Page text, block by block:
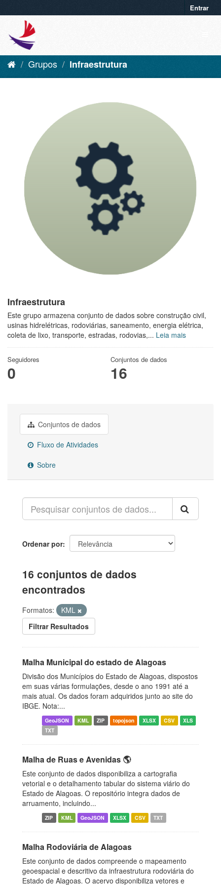
Entrar
Grupos Infraestrutura
Infraestrutura
Este grupo armazena conjunto de dados sobre construção civil,
usinas hidrelétricas, rodoviárias, saneamento, energia elétrica,
coleta de lixo, transporte, estradas, rodovias,... Leia mais
Seguidores
0
Conjuntos de dados
16
Conjuntos de dados
Fluxo de Atividades
Sobre
Ordenar por
16 conjuntos de dados
encontrados
Formatos:
KML
Filtrar Resultados
Malha Municipal do estado de Alagoas
Divisão dos Municípios do Estado de Alagoas, dispostos
em suas várias formulações, desde o ano 1991 até a
mais atual. Os dados foram adquiridos junto ao site do
IBGE. Nota:...
GeoJSON KML ZIP topojson XLSX CSV
XLS
TXT
Malha de Ruas e Avenidas 🌎
Este conjunto de dados disponibiliza a cartografia
vetorial e o detalhamento tabular do sistema viário do
Estado de Alagoas. O repositório integra dados de
arruamento, incluindo...
ZIP KML GeoJSON XLSX CSV TXT
Malha Rodoviária de Alagoas
Este conjunto de dados compreende o mapeamento
geoespacial e descritivo da infraestrutura rodoviária do
Estado de Alagoas. O acervo disponibiliza vetores e